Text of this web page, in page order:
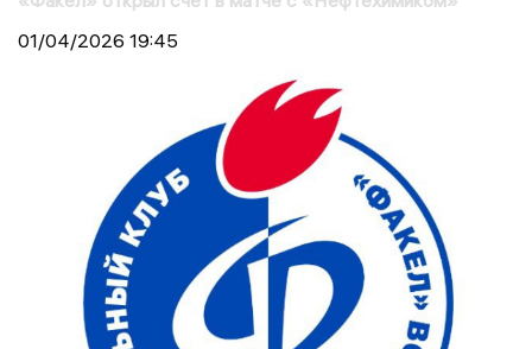
01/04/2026 19:45